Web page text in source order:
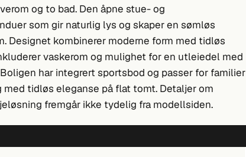
og to bad. Den åpne stue- og
som gir naturlig lys og skaper en sømløs
Designet kombinerer moderne form med tidløs
vaskerom og mulighet for en utleiedel med
har integrert sportsbod og passer for familier
tidløs eleganse på flat tomt. Detaljer om
fremgår ikke tydelig fra modellsiden.